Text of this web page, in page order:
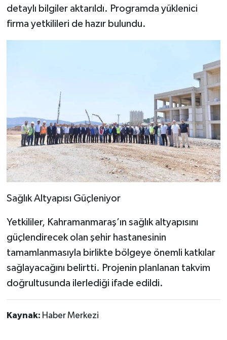
detaylı bilgiler aktarıldı. Programda yüklenici
firma yetkilileri de hazır bulundu.
Sağlık Altyapısı Güçleniyor
Yetkililer, Kahramanmaraş’ın sağlık altyapısını
güçlendirecek olan şehir hastanesinin
tamamlanmasıyla birlikte bölgeye önemli katkılar
sağlayacağını belirtti. Projenin planlanan takvim
doğrultusunda ilerlediği ifade edildi.
Kaynak: Haber Merkezi